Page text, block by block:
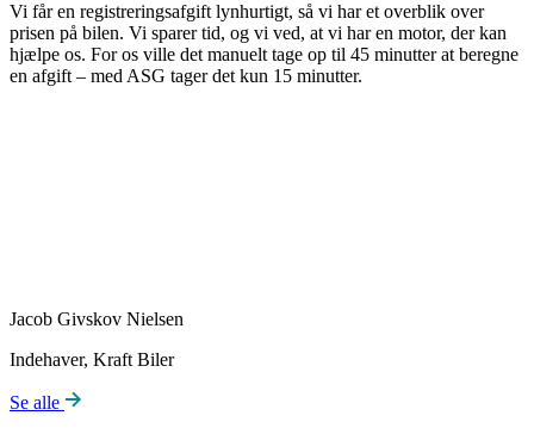
Vi får en registreringsafgift lynhurtigt, så vi har et overblik over
prisen på bilen. Vi sparer tid, og vi ved, at vi har en motor, der kan
hjælpe os. For os ville det manuelt tage op til 45 minutter at beregne
en afgift – med ASG tager det kun 15 minutter.
Jacob Givskov Nielsen
Indehaver, Kraft Biler
Se alle